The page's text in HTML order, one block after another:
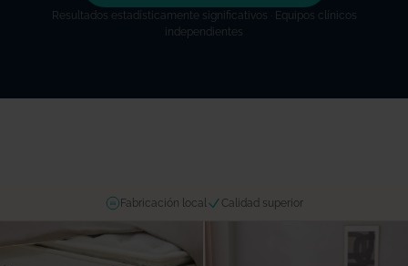
Resultados estadísticamente significativos · Equipos clínicos
independientes
ES Fabricación local Calidad superior